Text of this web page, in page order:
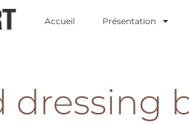
Accueil Présentation
dressing